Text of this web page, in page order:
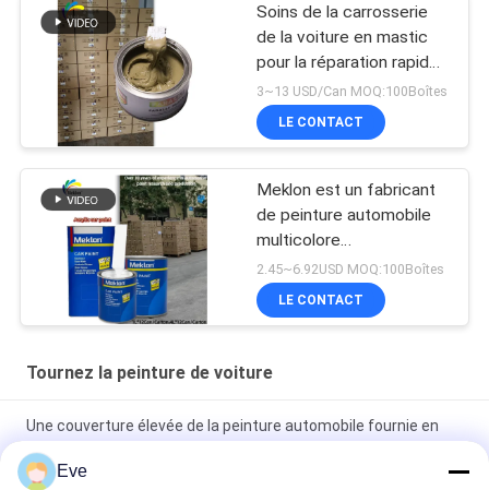
Soins de la carrosserie
de la voiture en mastic
pour la réparation rapide
des inégalités
3~13 USD/Can MOQ:100Boîtes
LE CONTACT
Meklon est un fabricant
de peinture automobile
multicolore
personnalisable
2.45~6.92USD MOQ:100Boîtes
LE CONTACT
Tournez la peinture de voiture
Une couverture élevée de la peinture automobile fournie en
usine
Eve